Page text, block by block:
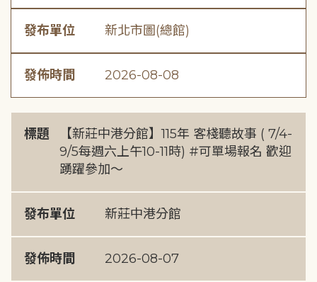
發布單位 新北市圖(總館)
發佈時間 2026-08-08
標題
【新莊中港分館】115年 客棧聽故事 ( 7/4-
9/5每週六上午10-11時) #可單場報名 歡迎
踴躍參加～
發布單位 新莊中港分館
發佈時間 2026-08-07